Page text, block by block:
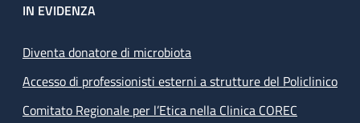
IN EVIDENZA
Diventa donatore di microbiota
Accesso di professionisti esterni a strutture del Policlinico
Comitato Regionale per l’Etica nella Clinica COREC